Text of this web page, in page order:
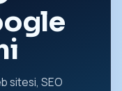
sitesi, SEO